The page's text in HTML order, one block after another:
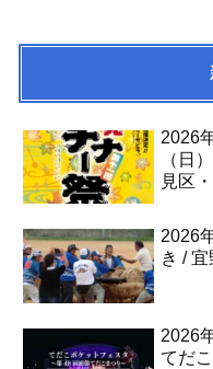
2026
（日
見区
2026
き /
2026
てだ